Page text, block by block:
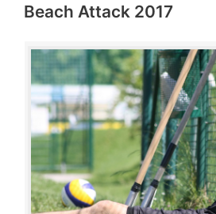
Beach Attack 2017